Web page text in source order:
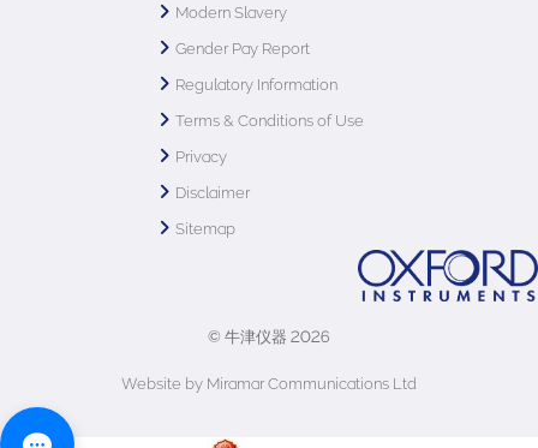
Modern Slavery
Gender Pay Report
Regulatory Information
Terms & Conditions of Use
Privacy
Disclaimer
Sitemap
© 牛津仪器 2026
Website by Miramar Communications Ltd